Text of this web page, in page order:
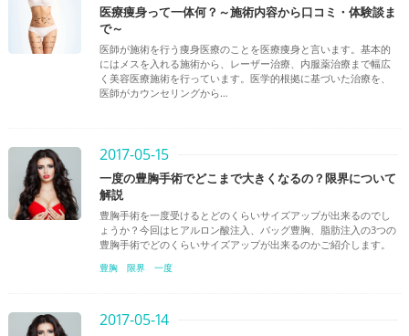
医療痩身って一体何？～施術内容から口コミ・体験談ま
で～
医師が施術を行う痩身医療のことを医療痩身と言います。基本的
にはメスを入れる施術から、レーザー治療、内服薬治療まで幅広
く美容医療施術を行っています。医学的根拠に基づいた治療を、
医師がカウンセリングから…
2017-05-15
一度の豊胸手術でどこまで大きくなるの？限界について
解説
豊胸手術を一度受けるとどのくらいサイズアップが出来るのでし
ょうか？今回はヒアルロン酸注入、バッグ豊胸、脂肪注入の3つの
豊胸手術でどのくらいサイズアップが出来るのかご紹介します。
豊胸 限界 一度
2017-05-14